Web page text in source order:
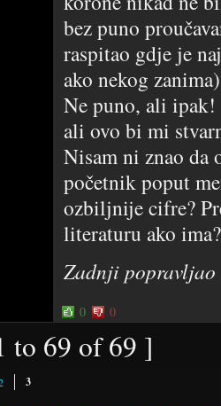
bez puno
raspitao gdje je
ako nekog
Ne puno, ali ipak!
ali ovo bi mi
Nisam ni znao da
početnik poput
ozbiljnije cifre?
literaturu ako ima?
Zadnji
0 0
to 69 of 69 ]
3